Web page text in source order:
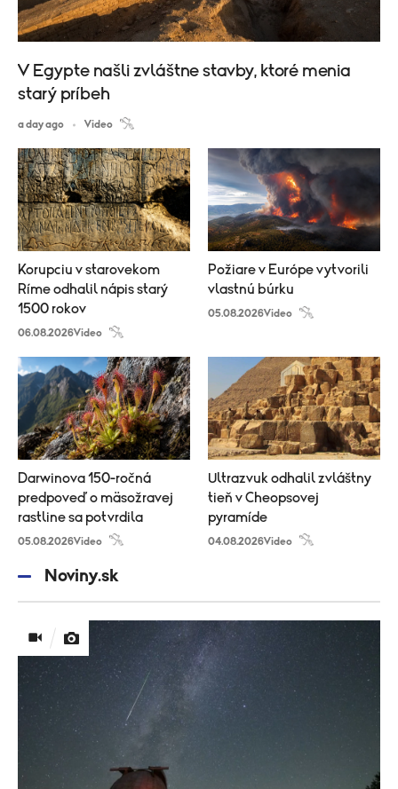
V Egypte našli zvláštne stavby, ktoré menia
starý príbeh
a day ago Video
Korupciu v starovekom
Ríme odhalil nápis starý
1500 rokov
06.08.2026Video
Požiare v Európe vytvorili
vlastnú búrku
05.08.2026Video
Darwinova 150-ročná
predpoveď o mäsožravej
rastline sa potvrdila
05.08.2026Video
Ultrazvuk odhalil zvláštny
tieň v Cheopsovej
pyramíde
04.08.2026Video
Noviny.sk